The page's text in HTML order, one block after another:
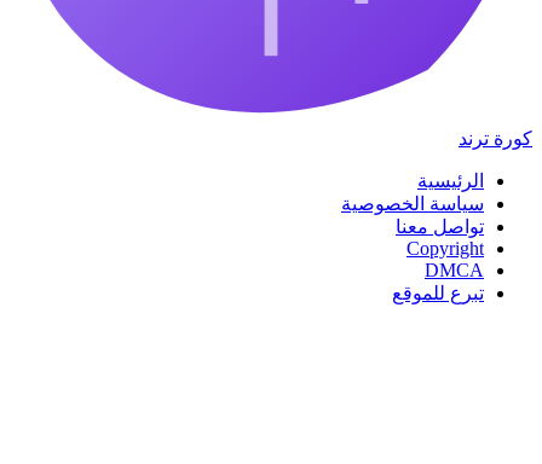
كورة ترند
الرئيسية
سياسة الخصوصية
تواصل معنا
Copyright
DMCA
تبرع للموقع